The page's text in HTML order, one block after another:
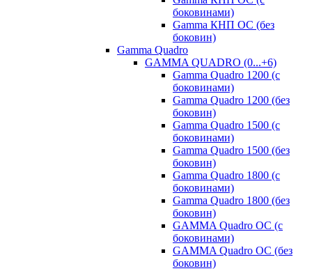
боковинами)
Gamma КНП OC (без
боковин)
Gamma Quadro
GAMMA QUADRO (0...+6)
Gamma Quadro 1200 (с
боковинами)
Gamma Quadro 1200 (без
боковин)
Gamma Quadro 1500 (с
боковинами)
Gamma Quadro 1500 (без
боковин)
Gamma Quadro 1800 (с
боковинами)
Gamma Quadro 1800 (без
боковин)
GAMMA Quadro OC (с
боковинами)
GAMMA Quadro OC (без
боковин)